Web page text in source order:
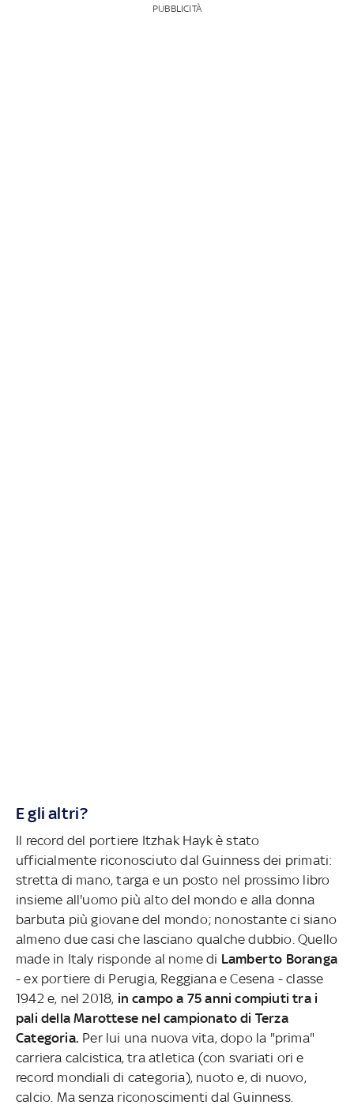
PUBBLICITÀ
E gli altri?
Il record del portiere Itzhak Hayk è stato
ufficialmente riconosciuto dal Guinness dei primati:
stretta di mano, targa e un posto nel prossimo libro
insieme all'uomo più alto del mondo e alla donna
barbuta più giovane del mondo; nonostante ci siano
almeno due casi che lasciano qualche dubbio. Quello
made in Italy risponde al nome di Lamberto Boranga
- ex portiere di Perugia, Reggiana e Cesena - classe
1942 e, nel 2018, in campo a 75 anni compiuti tra i
pali della Marottese nel campionato di Terza
Categoria. Per lui una nuova vita, dopo la "prima"
carriera calcistica, tra atletica (con svariati ori e
record mondiali di categoria), nuoto e, di nuovo,
calcio. Ma senza riconoscimenti dal Guinness.